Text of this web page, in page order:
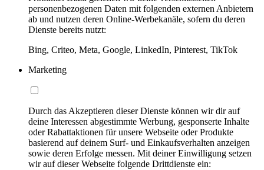
personenbezogenen Daten mit folgenden externen Anbietern
ab und nutzen deren Online-Werbekanäle, sofern du deren
Dienste bereits nutzt:
Bing, Criteo, Meta, Google, LinkedIn, Pinterest, TikTok
Marketing
Durch das Akzeptieren dieser Dienste können wir dir auf
deine Interessen abgestimmte Werbung, gesponserte Inhalte
oder Rabattaktionen für unsere Webseite oder Produkte
basierend auf deinem Surf- und Einkaufsverhalten anzeigen
sowie deren Erfolge messen. Mit deiner Einwilligung setzen
wir auf dieser Webseite folgende Drittdienste ein: